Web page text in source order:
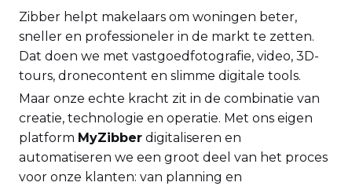
Zibber helpt makelaars om woningen beter,
sneller en professioneler in de markt te zetten.
Dat doen we met vastgoedfotografie, video, 3D-
tours, dronecontent en slimme digitale tools.
Maar onze echte kracht zit in de combinatie van
creatie, technologie en operatie. Met ons eigen
platform MyZibber digitaliseren en
automatiseren we een groot deel van het proces
voor onze klanten: van planning en